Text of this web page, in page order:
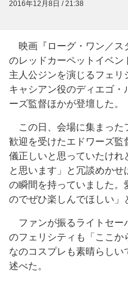
2016年12月8日 / 21:38
映画『ローグ・ワン／ス
のレッドカーペットイベン
主人公ジンを演じるフェ
キャシアン役のディエゴ・
ーズ監督ほかが登壇した。
この日、会場に集まった
歓迎を受けたエドワーズ
儀正しいと思っていたけれ
と思います」と冗談めかせ
の瞬間を持っていました。
のでぜひ楽しんでほしい」
ファンが振るライトセー
のフェリシティも「ここか
なのコスプレも素晴らし
述べた。